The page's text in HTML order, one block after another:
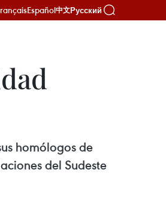
Español中文Русский
homólogos de
del Sudeste